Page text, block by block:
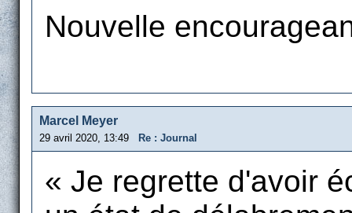
Nouvelle
Marcel Meyer
29 avril 2020, 13:49 Re : Journal
« Je regrette d'avoir